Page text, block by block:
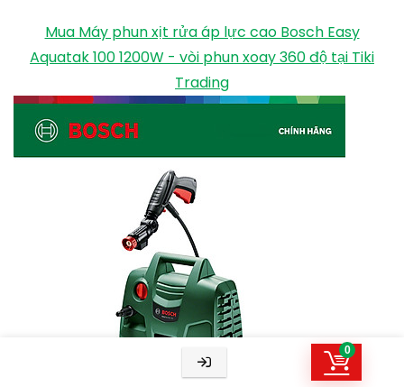
0
Mua Máy phun xịt rửa áp lực cao Bosch Easy
Aquatak 100 1200W - vòi phun xoay 360 độ tại Tiki
Trading